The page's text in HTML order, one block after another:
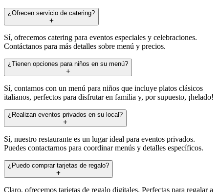
¿Ofrecen servicio de catering?
Sí, ofrecemos catering para eventos especiales y celebraciones.
Contáctanos para más detalles sobre menú y precios.
¿Tienen opciones para niños en su menú?
Sí, contamos con un menú para niños que incluye platos clásicos
italianos, perfectos para disfrutar en familia y, por supuesto, ¡helado!
¿Realizan eventos privados en su local?
Sí, nuestro restaurante es un lugar ideal para eventos privados.
Puedes contactarnos para coordinar menús y detalles específicos.
¿Puedo comprar tarjetas de regalo?
Claro, ofrecemos tarjetas de regalo digitales. Perfectas para regalar a